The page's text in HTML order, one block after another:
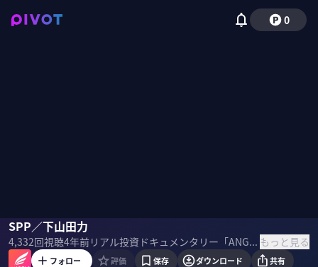
0
SPP／下山田力
4,332回視聴4年前 リアル投資ドキュメンタリー「ANGELS」のEPISODE5 栃木の高専発スタートアップ「SOLAR POWER PAINTERS」の下山田力氏と加藤岳仁氏が本田圭佑氏ら投資家に2億円の調達を希望。高い技術力を誇る小山高専出身の2人が開発を進める「塗る太陽電池」 量産化すればソーラーパネルの実に10分の1に価格が抑えられるというがその思いはANGELSたちに届くのか？ ＜目次＞ もっと見る
下山田力加藤岳仁
フォロー 評価 保存 ダウンロード 共有